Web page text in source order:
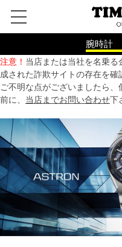
腕時計
注意！ 当店または当社を名乗
成された詐欺サイトの存在を確
ご不明な点がございましたら
前に、 当店までお問い合わせ下